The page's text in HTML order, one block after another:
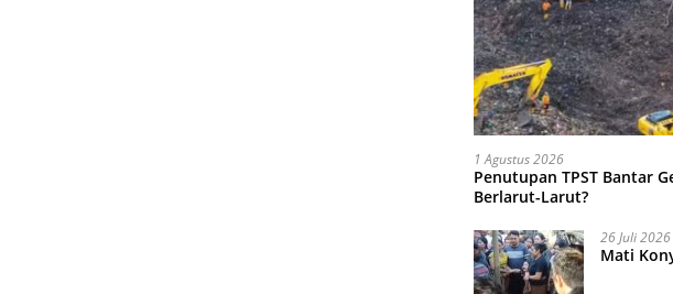
1 Agustus 2026
Penutupan TPST Bantar
Berlarut-Larut?
26 Juli 2026
Mati